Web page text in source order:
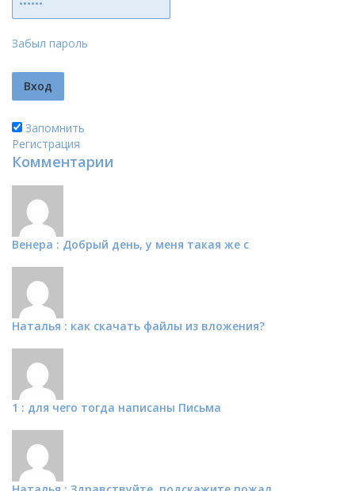
Забыл пароль
Запомнить
Регистрация
Комментарии
Венера : Добрый день, у меня такая же с
Наталья : как скачать файлы из вложения?
1 : для чего тогда написаны Письма